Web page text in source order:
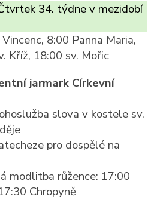
34. týdne v mezidobí
8:00 Panna Maria,
Kříž, 18:00 sv. Mořic
jarmark Církevní
slova v kostele sv.
pro dospělé na
modlitba růžence: 17:00
Chropyně